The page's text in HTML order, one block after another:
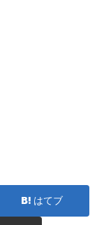
はてブ